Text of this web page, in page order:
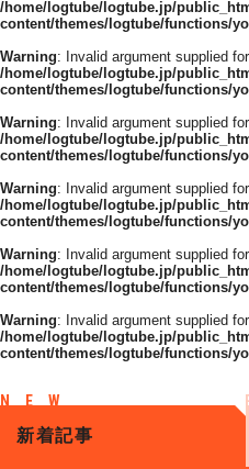
/home/logtube/logtube.jp/
content/themes/logtube/functions/
Warning: Invalid argument supplied
/home/logtube/logtube.jp/
content/themes/logtube/functions/
Warning: Invalid argument supplied
/home/logtube/logtube.jp/
content/themes/logtube/functions/
Warning: Invalid argument supplied
/home/logtube/logtube.jp/
content/themes/logtube/functions/
Warning: Invalid argument supplied
/home/logtube/logtube.jp/
content/themes/logtube/functions/
Warning: Invalid argument supplied
/home/logtube/logtube.jp/
content/themes/logtube/functions/
新着記事